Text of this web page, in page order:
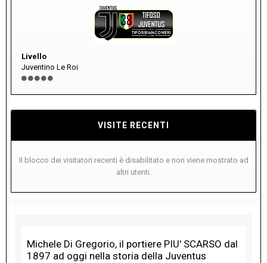
Livello
Juventino Le Roi
VISITE RECENTI
Il blocco dei visitatori recenti è disabilitato e non viene mostrato ad
altri utenti.
Michele Di Gregorio, il portiere PIU' SCARSO dal
1897 ad oggi nella storia della Juventus